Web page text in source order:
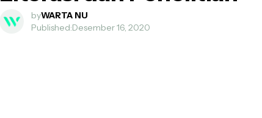
byWARTA NU
Published:Desember 16, 2020